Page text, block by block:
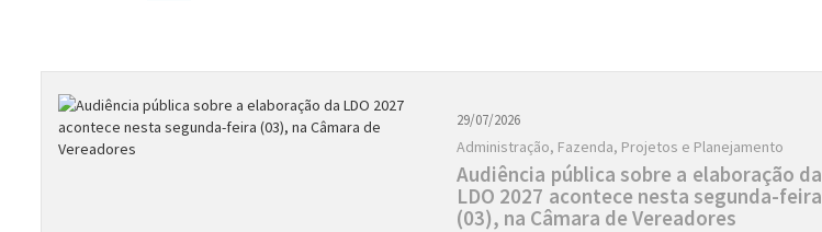
29/07/2026
Administração, Fazenda, Projetos e Planejamento
Audiência pública sobre a elaboração da
LDO 2027 acontece nesta segunda-feira
(03), na Câmara de Vereadores